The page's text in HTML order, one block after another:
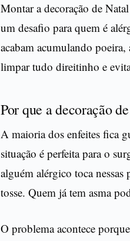
Montar a decoração de
um desafio para quem é
acabam acumulando
limpar tudo direitinho e
Por que a decoração
A maioria dos enfeites fica
situação é perfeita para o
alguém alérgico toca
tosse. Quem já tem asma
O problema acontece